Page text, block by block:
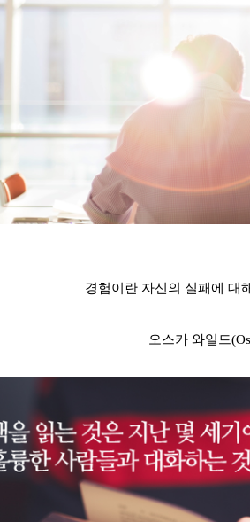
경험이란 자신의 실패에 대
오스카 와일드